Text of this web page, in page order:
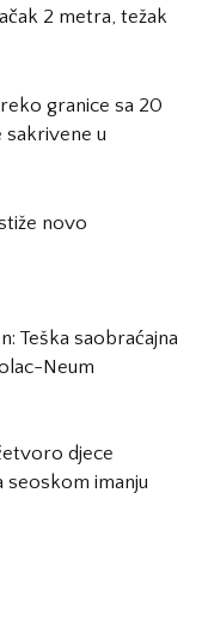
2 metra, težak
granice sa 20
sakrivene u
novo
Teška saobraćajna
Neum
djece
seoskom imanju